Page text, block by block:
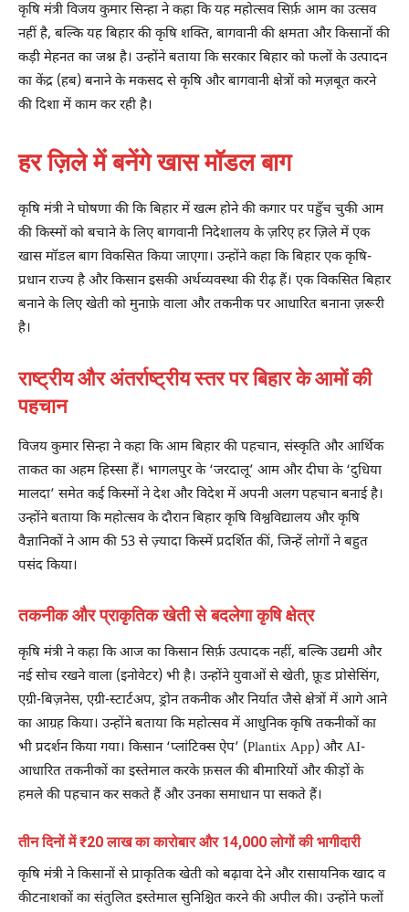
कृषि मंत्री विजय कुमार सिन्हा ने कहा कि यह महोत्सव सिर्फ़ आम का उत्सव
नहीं है, बल्कि यह बिहार की कृषि शक्ति, बागवानी की क्षमता और किसानों की
कड़ी मेहनत का जश्न है। उन्होंने बताया कि सरकार बिहार को फलों के उत्पादन
का केंद्र (हब) बनाने के मकसद से कृषि और बागवानी क्षेत्रों को मज़बूत करने
की दिशा में काम कर रही है।
हर ज़िले में बनेंगे खास मॉडल बाग
कृषि मंत्री ने घोषणा की कि बिहार में खत्म होने की कगार पर पहुँच चुकी आम
की किस्मों को बचाने के लिए बागवानी निदेशालय के ज़रिए हर ज़िले में एक
खास मॉडल बाग विकसित किया जाएगा। उन्होंने कहा कि बिहार एक कृषि-
प्रधान राज्य है और किसान इसकी अर्थव्यवस्था की रीढ़ हैं। एक विकसित बिहार
बनाने के लिए खेती को मुनाफ़े वाला और तकनीक पर आधारित बनाना ज़रूरी
है।
राष्ट्रीय और अंतर्राष्ट्रीय स्तर पर बिहार के आमों की
पहचान
विजय कुमार सिन्हा ने कहा कि आम बिहार की पहचान, संस्कृति और आर्थिक
ताकत का अहम हिस्सा हैं। भागलपुर के ‘जरदालू’ आम और दीघा के ‘दुधिया
मालदा’ समेत कई किस्मों ने देश और विदेश में अपनी अलग पहचान बनाई है।
उन्होंने बताया कि महोत्सव के दौरान बिहार कृषि विश्वविद्यालय और कृषि
वैज्ञानिकों ने आम की 53 से ज़्यादा किस्में प्रदर्शित कीं, जिन्हें लोगों ने बहुत
पसंद किया।
तकनीक और प्राकृतिक खेती से बदलेगा कृषि क्षेत्र
कृषि मंत्री ने कहा कि आज का किसान सिर्फ़ उत्पादक नहीं, बल्कि उद्यमी और
नई सोच रखने वाला (इनोवेटर) भी है। उन्होंने युवाओं से खेती, फ़ूड प्रोसेसिंग,
एग्री-बिज़नेस, एग्री-स्टार्टअप, ड्रोन तकनीक और निर्यात जैसे क्षेत्रों में आगे आने
का आग्रह किया। उन्होंने बताया कि महोत्सव में आधुनिक कृषि तकनीकों का
भी प्रदर्शन किया गया। किसान ‘प्लांटिक्स ऐप’ (Plantix App) और AI-
आधारित तकनीकों का इस्तेमाल करके फ़सल की बीमारियों और कीड़ों के
हमले की पहचान कर सकते हैं और उनका समाधान पा सकते हैं।
तीन दिनों में ₹20 लाख का कारोबार और 14,000 लोगों की भागीदारी
कृषि मंत्री ने किसानों से प्राकृतिक खेती को बढ़ावा देने और रासायनिक खाद व
कीटनाशकों का संतुलित इस्तेमाल सुनिश्चित करने की अपील की। ​​उन्होंने फलों